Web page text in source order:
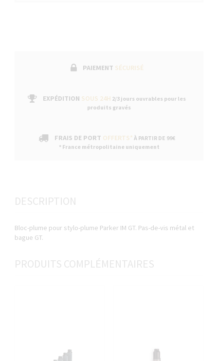
PAIEMENT SÉCURISÉ
EXPÉDITION SOUS 24H 2/3 jours ouvrables pour les
produits gravés
FRAIS DE PORT OFFERTS* À PARTIR DE 99€
* France métropolitaine uniquement
DESCRIPTION
Bloc-plume pour stylo-plume Parker IM GT. Pas-de-vis métal et
bague GT.
PRODUITS COMPLÉMENTAIRES